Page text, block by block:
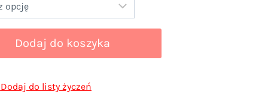
zł
Dodaj do koszyka
Dodaj do listy życzeń